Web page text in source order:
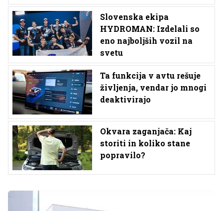
Slovenska ekipa
HYDROMAN: Izdelali so
eno najboljših vozil na
svetu
Ta funkcija v avtu rešuje
življenja, vendar jo mnogi
deaktivirajo
Okvara zaganjača: Kaj
storiti in koliko stane
popravilo?